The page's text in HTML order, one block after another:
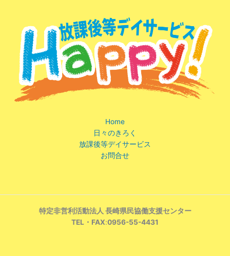
Home
日々のきろく
放課後等デイサービス
お問合せ
特定非営利活動法人 長崎県民協働支援センター
TEL・FAX:0956-55-4431